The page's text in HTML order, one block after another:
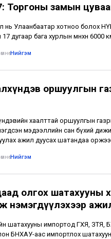
Торгоны замын
нь Улаанбаатар хотноо болох
дугаар бага хурлын өмнөхөн
•Нийгэм
оршуулгын
хаалттай оршуулгын
мэдээллийн сан бүхий
ажил дуусах шатандаа оржээ
•Нийгэм
олгох шатахууны
нэмэгдүүлэхээр
шатахууны импортод ГХЯ, ЗТЯ,
БНХАУ-аас импортлох